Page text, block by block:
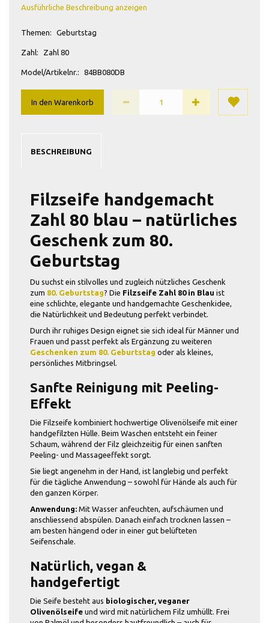
Ausführliche Beschreibung anzeigen
Themen: Geburtstag
Zahl: Zahl 80
Model/Artikelnr.: 84BB080DB
In den Warenkorb
BESCHREIBUNG
Filzseife handgemacht
Zahl 80 blau – natürliches
Geschenk zum 80.
Geburtstag
Du suchst ein stilvolles und zugleich nützliches Geschenk
zum 80. Geburtstag? Die Filzseife Zahl 80 in Blau ist
eine schlichte, elegante und handgemachte Geschenkidee,
die Natürlichkeit und Bedeutung perfekt verbindet.
Durch ihr ruhiges Design eignet sie sich ideal für Männer und
Frauen und passt perfekt als Ergänzung zu weiteren
Geschenken zum 80. Geburtstag oder als kleines,
persönliches Mitbringsel.
Sanfte Reinigung mit Peeling-
Effekt
Die Filzseife kombiniert hochwertige Olivenölseife mit einer
handgefilzten Hülle. Beim Waschen entsteht ein feiner
Schaum, während der Filz gleichzeitig für einen sanften
Peeling- und Massageeffekt sorgt.
Sie liegt angenehm in der Hand, ist langlebig und perfekt
für die tägliche Anwendung – sowohl für Hände als auch für
den ganzen Körper.
Anwendung: Mit Wasser anfeuchten, aufschäumen und
anschliessend abspülen. Danach einfach trocknen lassen –
am besten hängend oder in einer gut belüfteten
Seifenschale.
Natürlich, vegan &
handgefertigt
Die Seife besteht aus biologischer, veganer
Olivenölseife und wird mit natürlichem Filz umhüllt. Frei